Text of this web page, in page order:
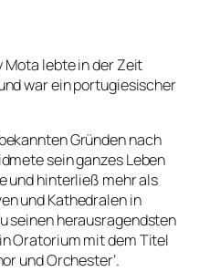
Mota lebte in der Zeit
war ein portugiesischer
Gründen nach
sein ganzes Leben
und hinterließ mehr als
und Kathedralen in
seinen herausragendsten
Oratorium mit dem Titel
und Orchester‘.